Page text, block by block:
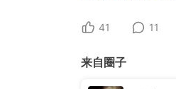
41 11
来自圈子